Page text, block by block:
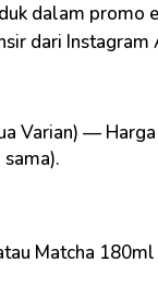
dalam promo
dari
Varian) —
Matcha